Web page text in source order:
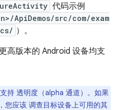
代码示例
ApiDemos/src/com/exam
）。
高版本的 Android 设备均支
持 透明度（alpha 通道）。如果
您应该 调查目标设备上可用的其